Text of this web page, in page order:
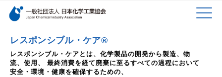
検索キーワード
レスポンシブル・ケア®
レスポンシブル・ケアとは、化学製品の開発から製造、物
流、使用、
最終消費を経て廃棄に至るすべての過程において
安全・環境・健康を確保するための、